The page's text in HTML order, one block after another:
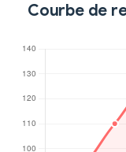
Courbe de